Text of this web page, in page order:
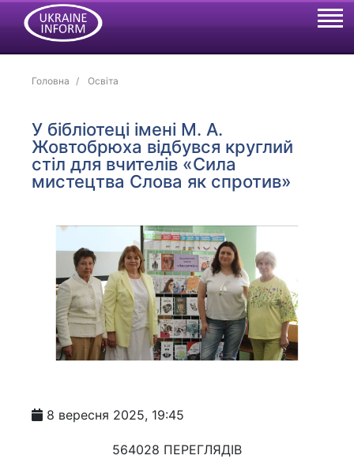
Головна Освіта
У бібліотеці імені М. А.
Жовтобрюха відбувся круглий
стіл для вчителів «Сила
мистецтва Слова як спротив»
8 вересня 2025, 19:45
564028 ПЕРЕГЛЯДІВ